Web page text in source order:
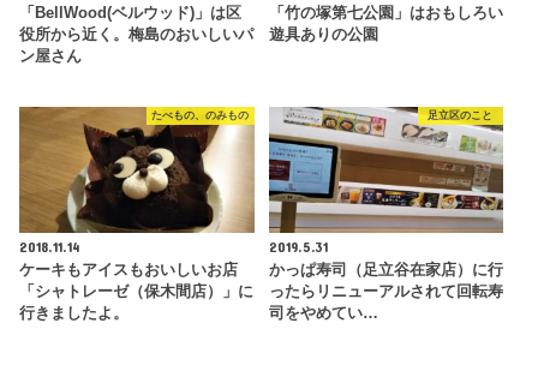
「BellWood(ベルウッド)」は区
役所から近く。梅島のおいしいパ
ン屋さん
「竹の塚第七公園」はおもしろい
遊具ありの公園
たべもの、のみもの
2018.11.14
ケーキもアイスもおいしいお店
「シャトレーゼ（保木間店）」に
行きましたよ。
足立区のこと
2019.5.31
かっぱ寿司（足立谷在家店）に行
ったらリニューアルされて回転寿
司をやめてい…